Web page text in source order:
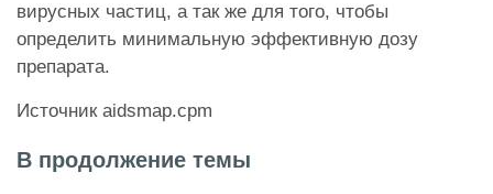
вирусных частиц, а так же для того, чтобы
определить минимальную эффективную дозу
препарата.
Источник aidsmap.cpm
В продолжение темы